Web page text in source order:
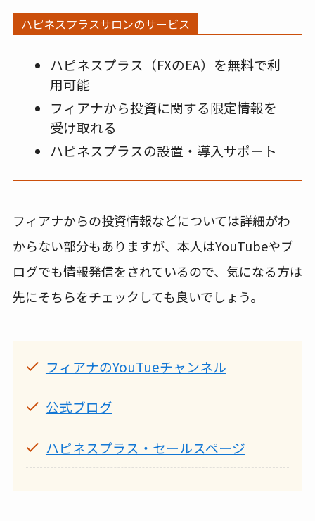
ハピネスプラスサロンのサービス
ハピネスプラス（FXのEA）を無料で利
用可能
フィアナから投資に関する限定情報を
受け取れる
ハピネスプラスの設置・導入サポート
フィアナからの投資情報などについては詳細がわ
からない部分もありますが、本人はYouTubeやブ
ログでも情報発信をされているので、気になる方は
先にそちらをチェックしても良いでしょう。
フィアナのYouTueチャンネル
公式ブログ
ハピネスプラス・セールスページ